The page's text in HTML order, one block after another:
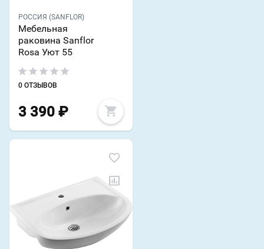
РОССИЯ (SANFLOR)
Мебельная
раковина Sanflor
Rosa Уют 55
0 ОТЗЫВОВ
3 390 ₽